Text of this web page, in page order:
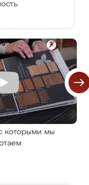
которыми мы